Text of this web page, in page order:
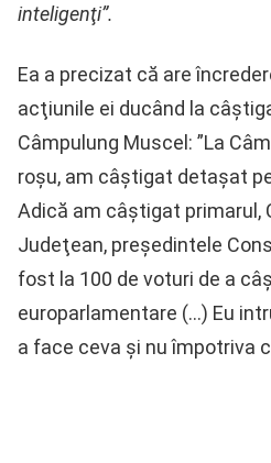
inteligenţi”.
Ea a precizat că are
acţiunile ei ducând la
Câmpulung Muscel: ”La
roşu, am câştigat detaşat
Adică am câştigat primarul,
Judeţean, preşedintele
fost la 100 de voturi de a
europarlamentare (…) Eu
a face ceva şi nu împotriva